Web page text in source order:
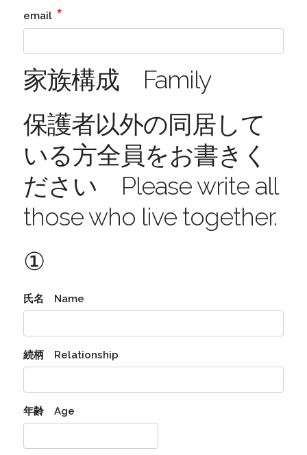
email *
家族構成 Family
保護者以外の同居して
いる方全員をお書きく
ださい Please write all
those who live together.
①
氏名 Name
続柄 Relationship
年齢 Age